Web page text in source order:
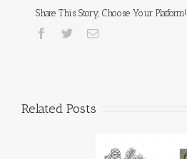
Share This Story, Choose Your Platform!
Related Posts